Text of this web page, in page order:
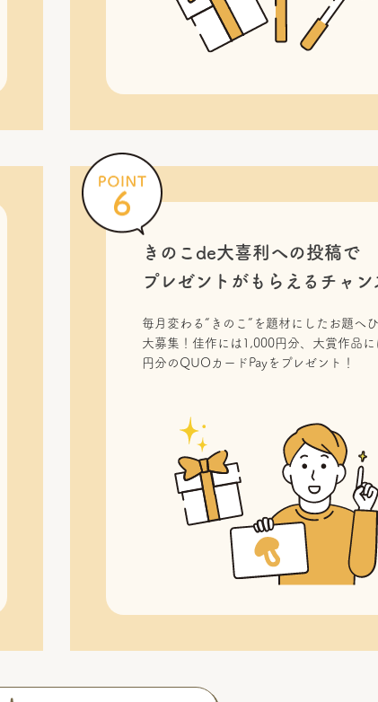
きのこde大喜利への投稿で
プレゼントがもらえるチャン
毎月変わる“きのこ”を題材にしたお題へ
大募集！佳作には1,000円分、大賞作品
円分のQUOカードPayをプレゼント！